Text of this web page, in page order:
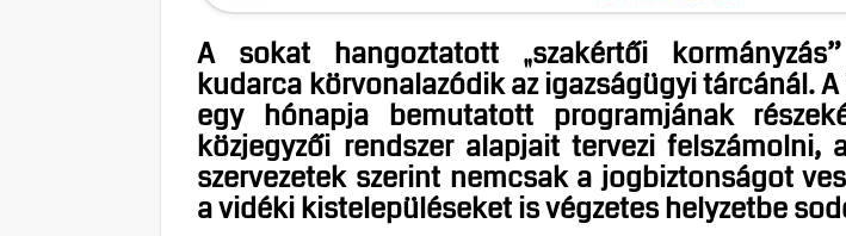
A sokat hangoztatott „szakértői
kudarca körvonalazódik az igazságügyi tárcánál.
egy hónapja bemutatott programjának
közjegyzői rendszer alapjait tervezi felszámolni,
szervezetek szerint nemcsak a jogbiztonságot
a vidéki kistelepüléseket is végzetes helyzetbe